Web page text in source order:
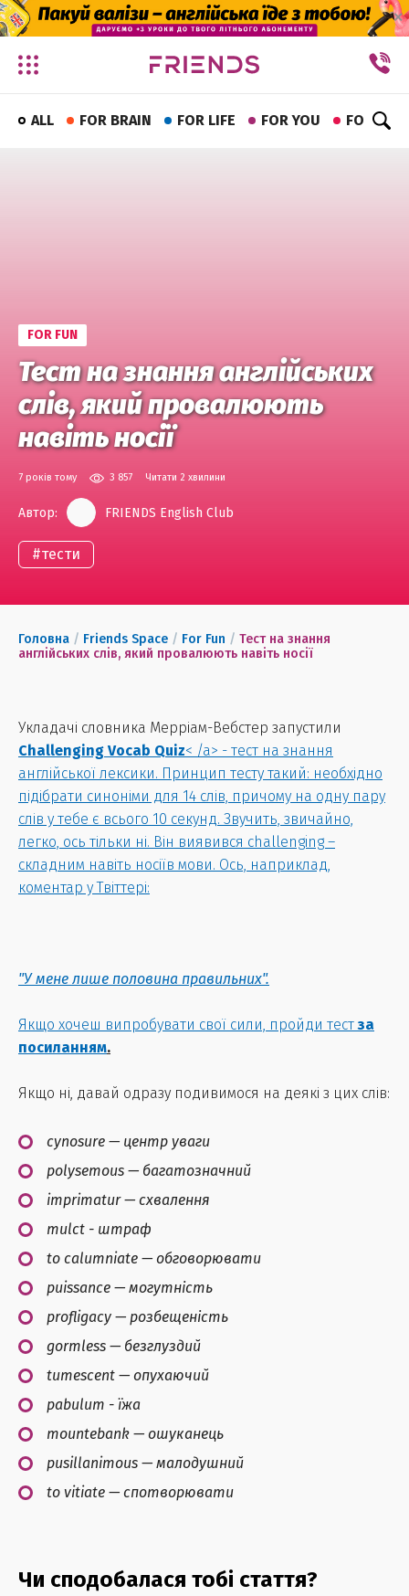
✕
ALL FOR BRAIN FOR LIFE FOR YOU FOR FUN
FOR FUN
Тест на знання англійських
слів, який провалюють
навіть носії
7 років тому 3 857 Читати 2 хвилини
Автор: FRIENDS English Club
#тести
Головна / Friends Space / For Fun / Тест на знання
англійських слів, який провалюють навіть носії
Укладачі словника Мерріам-Вебстер запустили
Challenging Vocab Quiz< /a> - тест на знання
англійської лексики. Принцип тесту такий: необхідно
підібрати синоніми для 14 слів, причому на одну пару
слів у тебе є всього 10 секунд. Звучить, звичайно,
легко, ось тільки ні. Він виявився challenging –
складним навіть носіїв мови. Ось, наприклад,
коментар у Твіттері:
"У мене лише половина правильних".
Якщо хочеш випробувати свої сили, пройди тестза
посиланням.
Якщо ні, давай одразу подивимося на деякі з цих слів:
cynosure — центр уваги
polysemous — багатозначний
imprimatur — схвалення
mulct - штраф
to calumniate — обговорювати
puissance — могутність
profligacy — розбещеність
gormless — безглуздий
tumescent — опухаючий
pabulum - їжа
mountebank — ошуканець
pusillanimous — малодушний
to vitiate — спотворювати
Чи сподобалася тобі стаття?